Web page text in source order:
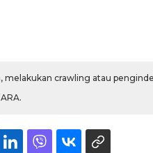
crawling atau